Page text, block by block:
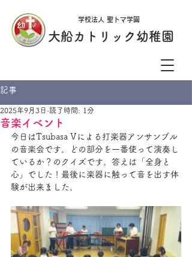
学校法人 聖トマ学園
大船カトリック幼稚園
記事
音楽イベント
2025年9月3日 読了時間: 1分
今日はTsubasa Vによる打楽器アンサンブル
の音楽会です。どの部分を一番使って演奏し
ているか？のクイズです。答えは「全身と
心」でした！最後に楽器に触って音を出す体
験が出来ました。